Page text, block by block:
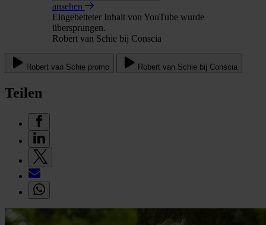
ansehen
Eingebetteter Inhalt von YouTube wurde
übersprungen.
Robert van Schie bij Conscia
Robert van Schie promo Robert van Schie bij Conscia
Teilen